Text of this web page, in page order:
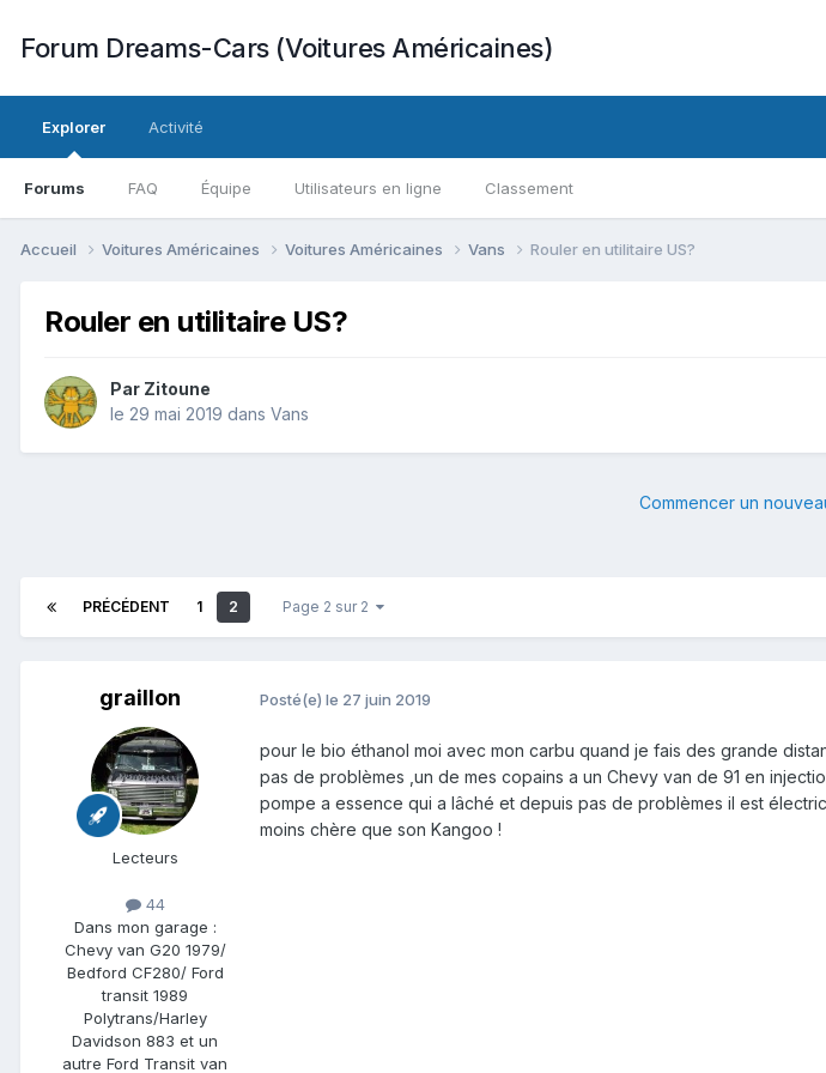
Forum Dreams-Cars (Voitures Américaines)
Explorer
Forums FAQ Équipe Utilisateurs en ligne Classement
Activité
Accueil Voitures Américaines Voitures Américaines Vans Rouler en utilitaire US?
Rouler en utilitaire US?
Par Zitoune
le 29 mai 2019 dans Vans
Commencer un
PRÉCÉDENT 1 2 Page 2 sur 2
graillon
Lecteurs
44
Dans mon garage :
Chevy van G20 1979/
Bedford CF280/ Ford
transit 1989
Polytrans/Harley
Davidson 883 et un
autre Ford Transit van
Posté(e) le 27 juin 2019
pour le bio éthanol moi avec mon carbu quand je fais des grande
pas de problèmes ,un de mes copains a un Chevy van de 91 en
pompe a essence qui a lâché et depuis pas de problèmes il est
moins chère que son Kangoo !